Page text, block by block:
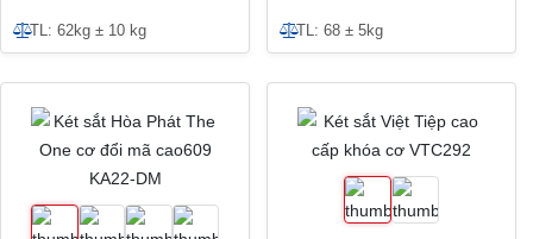
TL: 62kg ± 10 kg TL: 68 ± 5kg